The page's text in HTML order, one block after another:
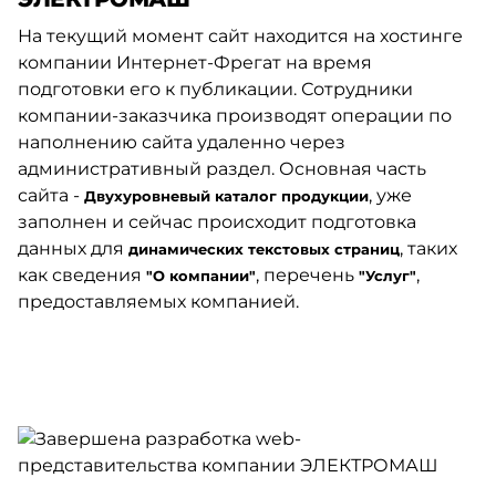
На текущий момент сайт находится на хостинге
компании Интернет-Фрегат на время
подготовки его к публикации. Сотрудники
компании-заказчика производят операции по
наполнению сайта удаленно через
административный раздел. Основная часть
сайта - Двухуровневый каталог продукции, уже
заполнен и сейчас происходит подготовка
данных для динамических текстовых страниц, таких
как сведения "О компании", перечень "Услуг",
предоставляемых компанией.